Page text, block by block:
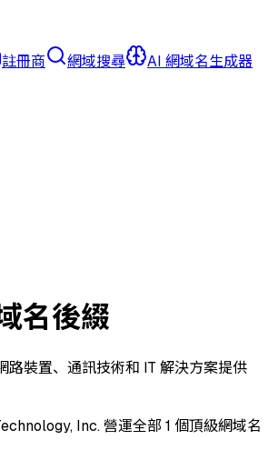
註冊商 網域搜尋
AI 網域名生成器
名後綴
路裝置、通訊技術和 IT 解決方案提供
Inc. 營運全部 1 個頂級網域名